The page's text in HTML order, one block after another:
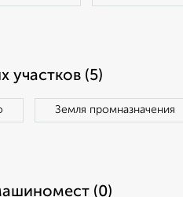
участков (5)
Земля промназначения
(0)